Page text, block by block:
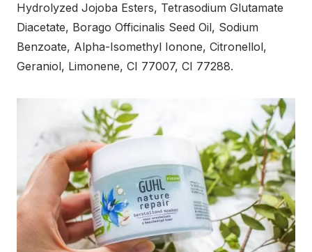
Hydrolyzed Jojoba Esters, Tetrasodium Glutamate
Diacetate, Borago Officinalis Seed Oil, Sodium
Benzoate, Alpha-Isomethyl Ionone, Citronellol,
Geraniol, Limonene, CI 77007, CI 77288.